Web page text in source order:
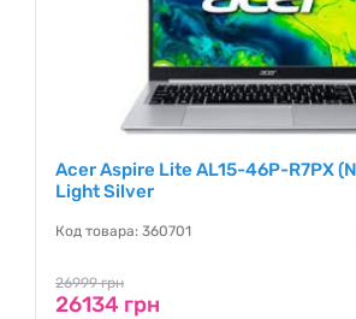
Acer Aspire Lite AL15-46P-R7PX
Light Silver
Код товара: 360701
26999 грн
26134 грн